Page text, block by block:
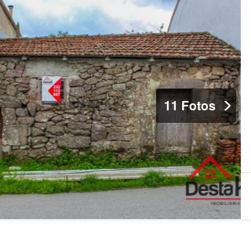
11 Fotos